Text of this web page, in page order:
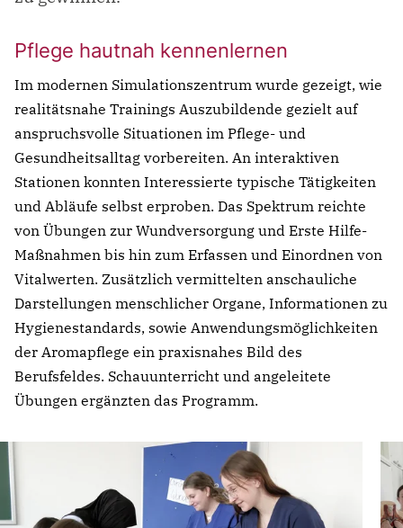
Pflege hautnah kennenlernen
Im modernen Simulationszentrum wurde gezeigt, wie
realitätsnahe Trainings Auszubildende gezielt auf
anspruchsvolle Situationen im Pflege- und
Gesundheitsalltag vorbereiten. An interaktiven
Stationen konnten Interessierte typische Tätigkeiten
und Abläufe selbst erproben. Das Spektrum reichte
von Übungen zur Wundversorgung und Erste Hilfe-
Maßnahmen bis hin zum Erfassen und Einordnen von
Vitalwerten. Zusätzlich vermittelten anschauliche
Darstellungen menschlicher Organe, Informationen zu
Hygienestandards, sowie Anwendungsmöglichkeiten
der Aromapflege ein praxisnahes Bild des
Berufsfeldes. Schauunterricht und angeleitete
Übungen ergänzten das Programm.